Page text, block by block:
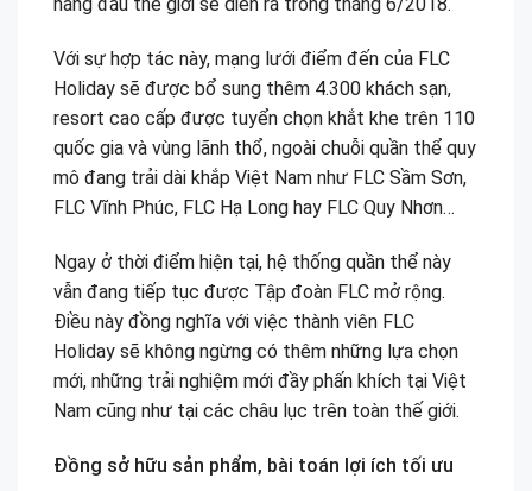
Với sự hợp tác này, mạng lưới điểm đến của FLC
Holiday sẽ được bổ sung thêm 4.300 khách sạn,
resort cao cấp được tuyển chọn khắt khe trên 110
quốc gia và vùng lãnh thổ, ngoài chuỗi quần thể quy
mô đang trải dài khắp Việt Nam như FLC Sầm Sơn,
FLC Vĩnh Phúc, FLC Hạ Long hay FLC Quy Nhơn…
Ngay ở thời điểm hiện tại, hệ thống quần thể này
vẫn đang tiếp tục được Tập đoàn FLC mở rộng.
Điều này đồng nghĩa với việc thành viên FLC
Holiday sẽ không ngừng có thêm những lựa chọn
mới, những trải nghiệm mới đầy phấn khích tại Việt
Nam cũng như tại các châu lục trên toàn thế giới.
Đồng sở hữu sản phẩm, bài toán lợi ích tối ưu